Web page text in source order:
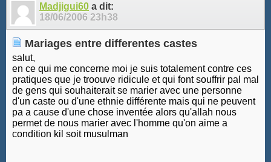
Madjigui60 a dit:
18/06/2006 23h38
Mariages entre differentes castes
salut,
en ce qui me concerne moi je suis totalement contre ces
pratiques que je troouve ridicule et qui font souffrir pal mal
de gens qui souhaiterait se marier avec une personne
d'un caste ou d'une ethnie différente mais qui ne peuvent
pa a cause d'une chose inventée alors qu'allah nous
permet de nous marier avec l'homme qu'on aime a
condition kil soit musulman